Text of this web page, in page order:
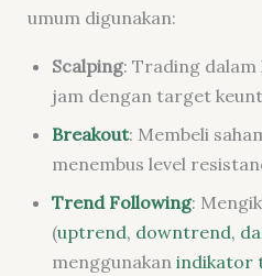
umum digunakan:
Scalping: Trading
jam dengan target
Breakout: Membeli
menembus level
Trend Following:
(uptrend, downtrend,
menggunakan indikator